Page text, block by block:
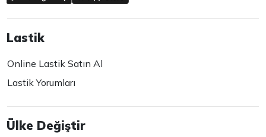
Lastik
Online Lastik Satın Al
Lastik Yorumları
Ülke Değiştir